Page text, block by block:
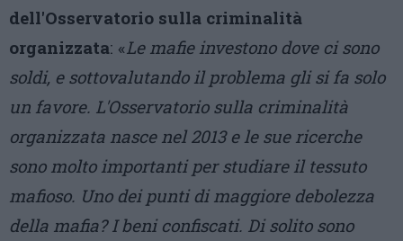
dell'Osservatorio sulla criminalità
organizzata: «Le mafie investono dove ci sono
soldi, e sottovalutando il problema gli si fa solo
un favore. L'Osservatorio sulla criminalità
organizzata nasce nel 2013 e le sue ricerche
sono molto importanti per studiare il tessuto
mafioso. Uno dei punti di maggiore debolezza
della mafia? I beni confiscati. Di solito sono